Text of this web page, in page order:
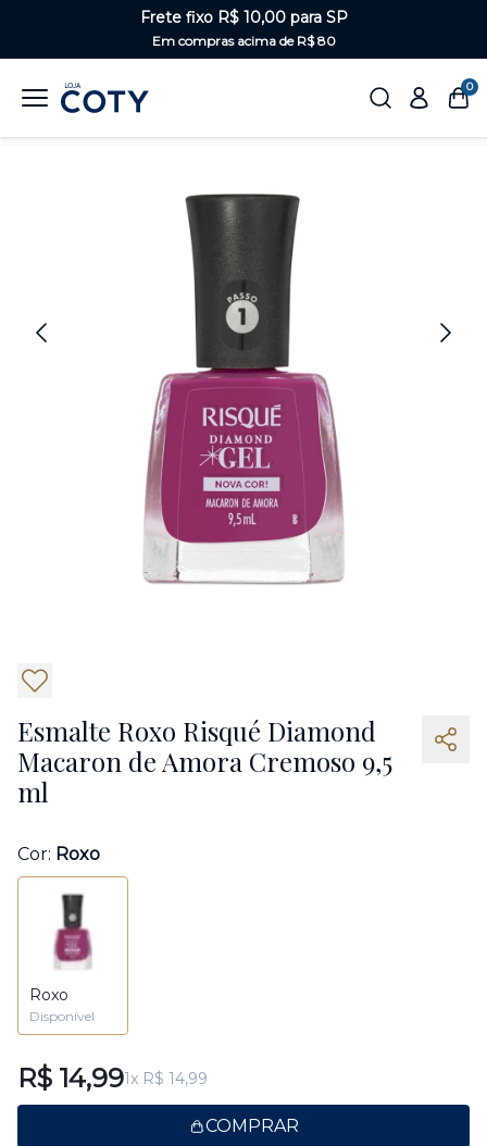
Frete fixo R$ 10,00 para SP
Em compras acima de R$ 80
0
Esmalte Roxo Risqué Diamond
Macaron de Amora Cremoso 9,5
ml
Cor: Roxo
Roxo
Disponível
R$ 14,991x R$ 14,99
COMPRAR